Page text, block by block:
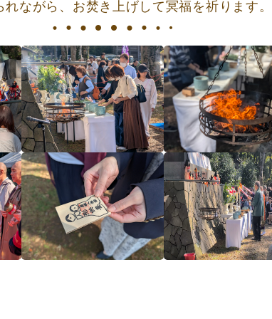
れながら、お焚き上げして冥福を祈ります。